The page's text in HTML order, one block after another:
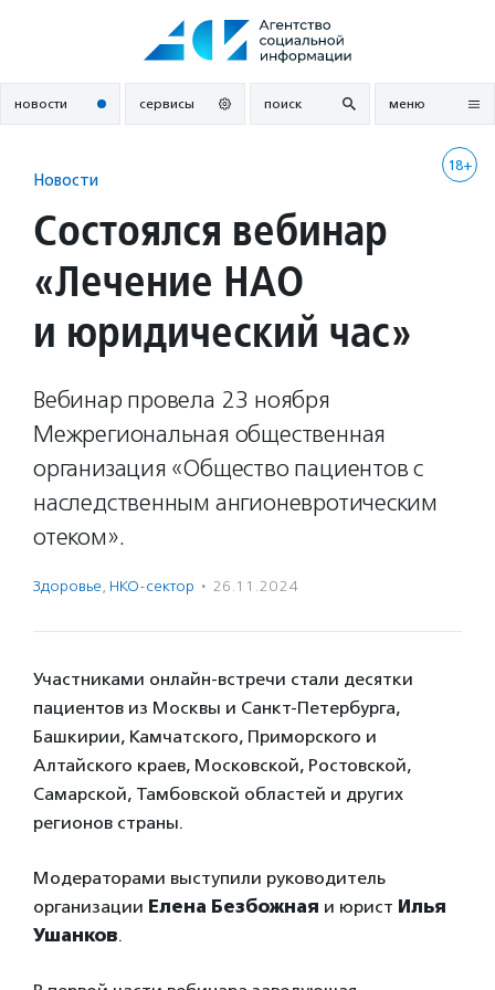
новости сервисы поиск меню
18+
Новости
Состоялся вебинар
«Лечение НАО
и юридический час»
Вебинар провела 23 ноября
Межрегиональная общественная
организация «Общество пациентов с
наследственным ангионевротическим
отеком».
Здоровье, НКО-сектор · 26.11.2024
Участниками онлайн-встречи стали десятки
пациентов из Москвы и Санкт-Петербурга,
Башкирии, Камчатского, Приморского и
Алтайского краев, Московской, Ростовской,
Самарской, Тамбовской областей и других
регионов страны.
Модераторами выступили руководитель
организации Елена Безбожная и юрист Илья
Ушанков.